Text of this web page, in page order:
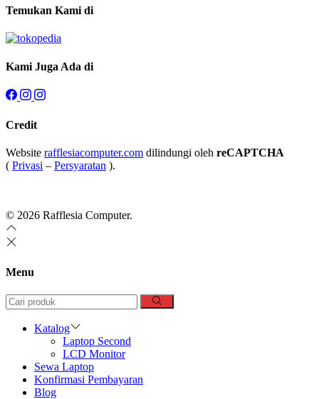
Temukan Kami di
Kami Juga Ada di
Credit
Website rafflesiacomputer.com dilindungi oleh reCAPTCHA
( Privasi – Persyaratan ).
© 2026 Rafflesia Computer.
Menu
Katalog
Laptop Second
LCD Monitor
Sewa Laptop
Konfirmasi Pembayaran
Blog